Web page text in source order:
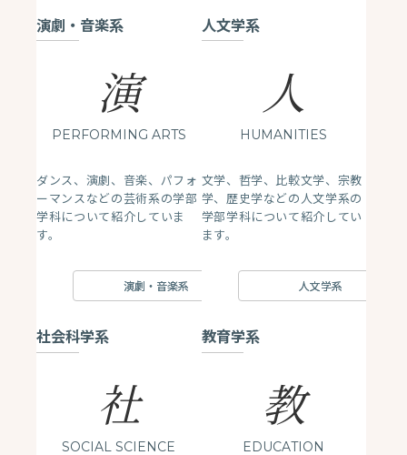
演劇・音楽系
演
PERFORMING ARTS
ダンス、演劇、音楽、パフォ
ーマンスなどの芸術系の学部
学科について紹介していま
す。
演劇・音楽系
人文学系
人
HUMANITIES
文学、哲学、比較文学、宗教
学、歴史学などの人文学系の
学部学科について紹介してい
ます。
人文学系
社会科学系
社
SOCIAL SCIENCE
教育学系
教
EDUCATION